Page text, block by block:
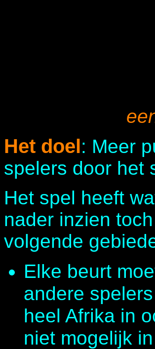
Het doel: Meer
spelers door het
Het spel heeft
nader inzien
volgende
Elke beurt
andere
heel Afrika in
niet mogelijk